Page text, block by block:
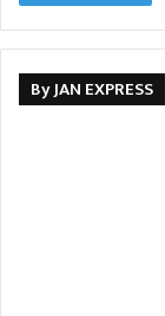
By JAN EXPRESS